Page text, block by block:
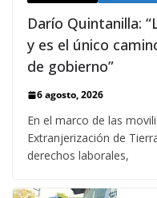
Darío Quintanilla:
y es el único
de gobierno”
6 agosto, 2026
En el marco de las
Extranjerización de
derechos laborales,